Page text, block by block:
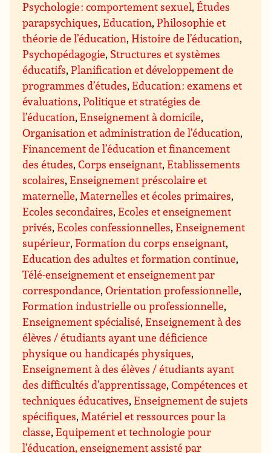
Psychologie : comportement sexuel,Études
parapsychiques,Education,Philosophie et
théorie de l’éducation,Histoire de l’éducation,
Psychopédagogie, Structures et systèmes
éducatifs,Planification et développement de
programmes d’études,Education : examens et
évaluations,Politique et stratégies de
l’éducation,Enseignement à domicile,
Organisation et administration de l’éducation,
Financement de l’éducation et financement
des études,Corps enseignant,Etablissements
scolaires,Enseignement préscolaire et
maternelle,Maternelles et écoles primaires,
Ecoles secondaires,Ecoles et enseignement
privés,Ecoles confessionnelles,Enseignement
supérieur,Formation du corps enseignant,
Education des adultes et formation continue,
Télé-enseignement et enseignement par
correspondance,Orientation professionnelle,
Formation industrielle ou professionnelle,
Enseignement spécialisé,Enseignement à des
élèves / étudiants ayant une déficience
physique ou handicapés physiques,
Enseignement à des élèves / étudiants ayant
des difficultés d’apprentissage,Compétences et
techniques éducatives,Enseignement de sujets
spécifiques,Matériel et ressources pour la
classe,Equipement et technologie pour
l’éducation, enseignement assisté par